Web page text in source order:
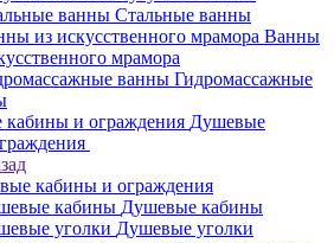
Стальные ванны
Ванны
мрамора
Гидромассажные
Душевые
кабины и ограждения
Душевые кабины
Душевые уголки